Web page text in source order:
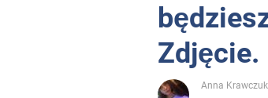
Zdjęcie.
Anna Krawczuk